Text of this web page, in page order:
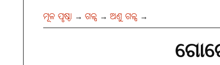
ମୂଳ ପୃଷ୍ଠା → ଗଳ୍ପ → ଅଣୁ ଗଳ୍ପ →